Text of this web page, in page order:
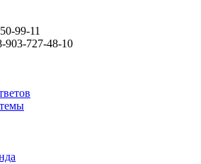
99-11
903-727-48-10